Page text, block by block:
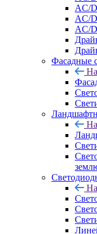
AC/
AC/
AC/
Фасадные